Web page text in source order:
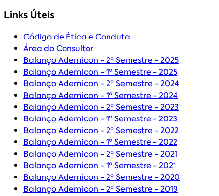
Links Úteis
Código de Ética e Conduta
Área do Consultor
Balanço Ademicon - 2º Semestre - 2025
Balanço Ademicon - 1º Semestre - 2025
Balanço Ademicon - 2º Semestre - 2024
Balanço Ademicon - 1º Semestre - 2024
Balanço Ademicon - 2º Semestre - 2023
Balanço Ademicon - 1º Semestre - 2023
Balanço Ademicon - 2º Semestre - 2022
Balanço Ademicon - 1º Semestre - 2022
Balanço Ademicon - 2º Semestre - 2021
Balanço Ademicon - 1º Semestre - 2021
Balanço Ademicon - 2º Semestre - 2020
Balanço Ademicon - 2º Semestre - 2019